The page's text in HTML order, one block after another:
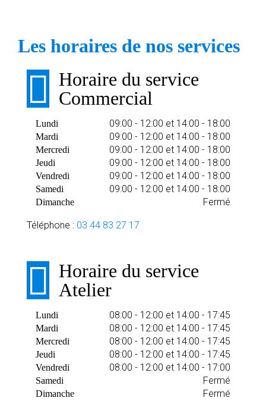
Les horaires de nos services
Horaire du service
Commercial
Lundi 09:00 - 12:00 et 14:00 - 18:00
Mardi 09:00 - 12:00 et 14:00 - 18:00
Mercredi 09:00 - 12:00 et 14:00 - 18:00
Jeudi 09:00 - 12:00 et 14:00 - 18:00
Vendredi 09:00 - 12:00 et 14:00 - 18:00
Samedi 09:00 - 12:00 et 14:00 - 18:00
Dimanche Fermé
Téléphone : 03 44 83 27 17
Horaire du service
Atelier
Lundi 08:00 - 12:00 et 14:00 - 17:45
Mardi 08:00 - 12:00 et 14:00 - 17:45
Mercredi 08:00 - 12:00 et 14:00 - 17:45
Jeudi 08:00 - 12:00 et 14:00 - 17:45
Vendredi 08:00 - 12:00 et 14:00 - 17:00
Samedi Fermé
Dimanche Fermé